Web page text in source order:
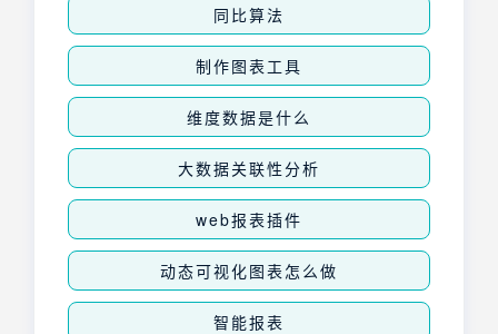
同比算法
制作图表工具
维度数据是什么
大数据关联性分析
web报表插件
动态可视化图表怎么做
智能报表